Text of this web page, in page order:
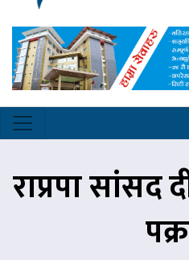
राप्रपा सांसद